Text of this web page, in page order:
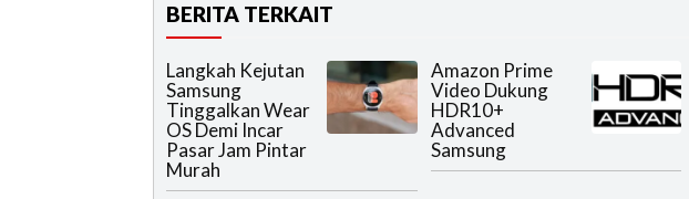
BERITA TERKAIT
Langkah Kejutan
Samsung
Tinggalkan Wear
OS Demi Incar
Pasar Jam Pintar
Murah
Amazon Prime
Video Dukung
HDR10+
Advanced
Samsung